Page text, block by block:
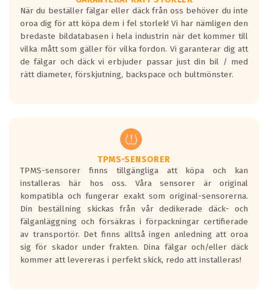
motorljudet.
På däckmärkningen kommer det finnas
en symbol av ett däck med vågar. Hög
bullernivå markeras med svarta vågor
medans de vita vågorna påvisar om det är
ett tyst däck.
regelverket som introduceras år 2016.
Ett däck med två svarta vågor är redan
godkända för år 2016 nya regelverk.
Ett däck med en svart våg kommer vara
minst tre decibel tystare än det
regelverk som börjar gälla 2016.
När du beställer fälgar eller däck från oss behöver du inte
oroa dig för att köpa dem i fel storlek! Vi har nämligen den
bredaste bildatabasen i hela industrin när det kommer till
vilka mått som gäller för vilka fordon. Vi garanterar dig att
de fälgar och däck vi erbjuder passar just din bil / med
rätt diameter, förskjutning, backspace och bultmönster.
TPMS-SENSORER
TPMS-sensorer finns tillgängliga att köpa och kan
installeras här hos oss. Våra sensorer är original
kompatibla och fungerar exakt som original-sensorerna.
Din beställning skickas från vår dedikerade däck- och
fälganläggning och försäkras i förpackningar certifierade
av transportör. Det finns alltså ingen anledning att oroa
sig för skador under frakten. Dina fälgar och/eller däck
kommer att levereras i perfekt skick, redo att installeras!